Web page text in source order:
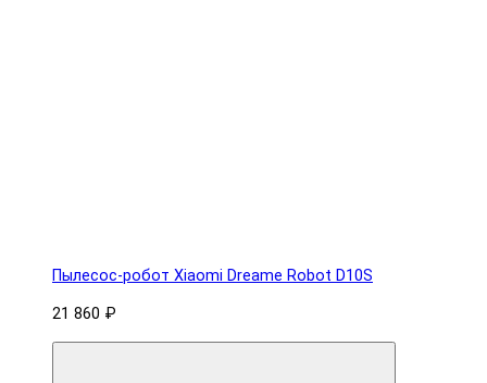
Пылесос-робот Xiaomi Dreame Robot D10S
21 860 ₽